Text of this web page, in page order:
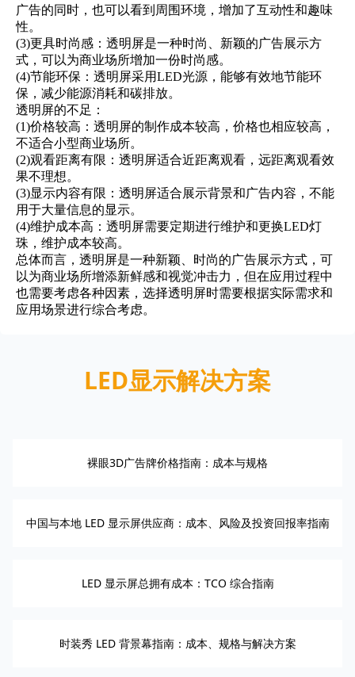
广告的同时，也可以看到周围环境，增加了互动性和趣味
性。
(3)更具时尚感：透明屏是一种时尚、新颖的广告展示方
式，可以为商业场所增加一份时尚感。
(4)节能环保：透明屏采用LED光源，能够有效地节能环
保，减少能源消耗和碳排放。
透明屏的不足：
(1)价格较高：透明屏的制作成本较高，价格也相应较高，
不适合小型商业场所。
(2)观看距离有限：透明屏适合近距离观看，远距离观看效
果不理想。
(3)显示内容有限：透明屏适合展示背景和广告内容，不能
用于大量信息的显示。
(4)维护成本高：透明屏需要定期进行维护和更换LED灯
珠，维护成本较高。
总体而言，透明屏是一种新颖、时尚的广告展示方式，可
以为商业场所增添新鲜感和视觉冲击力，但在应用过程中
也需要考虑各种因素，选择透明屏时需要根据实际需求和
应用场景进行综合考虑。
LED显示解决方案
裸眼3D广告牌价格指南：成本与规格
中国与本地 LED 显示屏供应商：成本、风险及投资回报率指南
LED 显示屏总拥有成本：TCO 综合指南
时装秀 LED 背景幕指南：成本、规格与解决方案